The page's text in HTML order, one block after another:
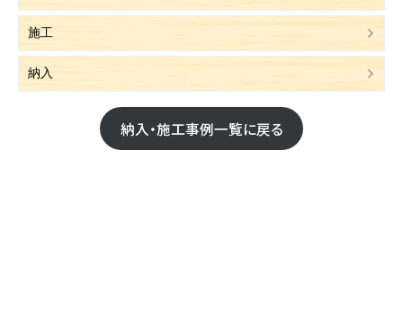
施工
納入
納入・施工事例一覧に戻る